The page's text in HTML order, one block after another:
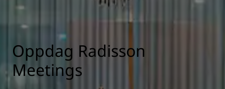
Oppdag Radisson
Meetings